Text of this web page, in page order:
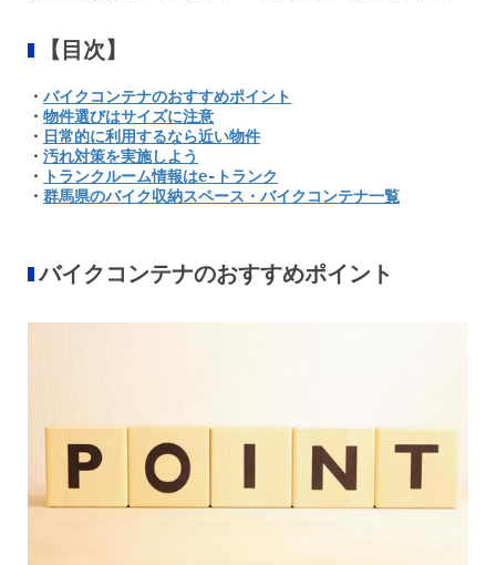
【目次】
・ バイクコンテナのおすすめポイント
・ 物件選びはサイズに注意
・ 日常的に利用するなら近い物件
・ 汚れ対策を実施しよう
・
トランクルーム情報はe-トランク
・ 群馬県のバイク収納スペース・バイクコンテナ一覧
バイクコンテナのおすすめポイント